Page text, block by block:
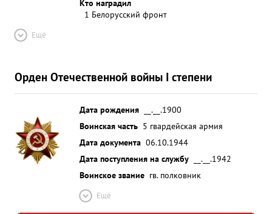
Кто наградил
1 Белорусский фронт
Ещё
Орден Отечественной войны I степени
Дата рождения
__.__.1900
Воинская часть 5 гвардейская армия
Дата документа 06.10.1944
Дата поступления на службу
__.__.1942
Воинское звание гв. полковник
Ещё